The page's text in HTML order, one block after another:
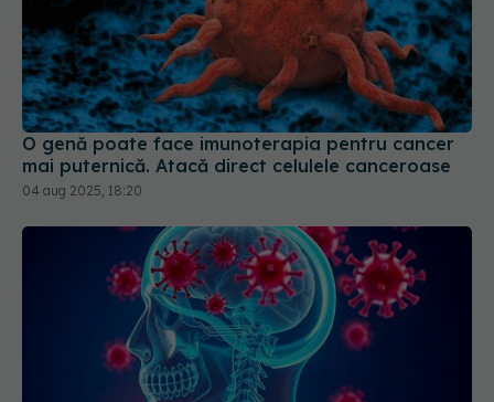
O genă poate face imunoterapia pentru cancer
mai puternică. Atacă direct celulele canceroase
04 aug 2025, 18:20